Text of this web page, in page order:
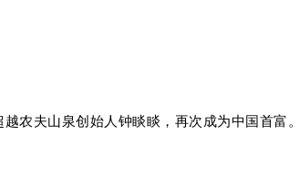
农夫山泉创始人钟睒睒，再次成为中国首富。